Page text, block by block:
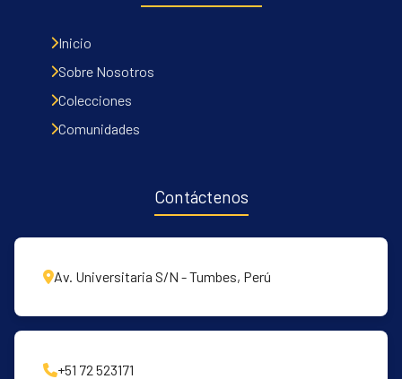
Inicio
Sobre Nosotros
Colecciones
Comunidades
Contáctenos
Av. Universitaria S/N - Tumbes, Perú
+51 72 523171